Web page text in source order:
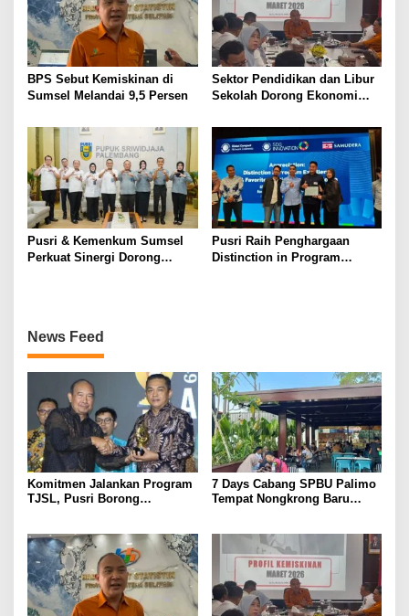
BPS Sebut Kemiskinan di
Sumsel Melandai 9,5 Persen
Sektor Pendidikan dan Libur
Sekolah Dorong Ekonomi
di Triwulan II 2026
Pusri & Kemenkum Sumsel
Perkuat Sinergi Dorong
Pusri Raih Penghargaan
Distinction in Program
News Feed
Komitmen Jalankan Program
TJSL, Pusri Borong
7 Days Cabang SPBU Palimo
Tempat Nongkrong Baru